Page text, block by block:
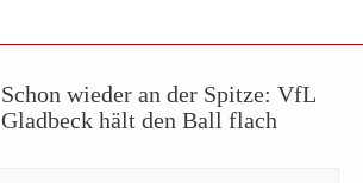
Schon wieder an der Spitze: VfL
Gladbeck hält den Ball flach